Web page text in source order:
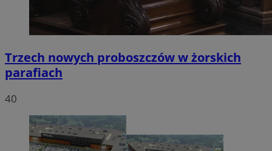
Trzech nowych proboszczów w żorskich
parafiach
40